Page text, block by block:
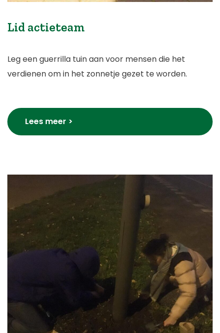
Lid actieteam
Leg een guerrilla tuin aan voor mensen die het
verdienen om in het zonnetje gezet te worden.
Lees meer >